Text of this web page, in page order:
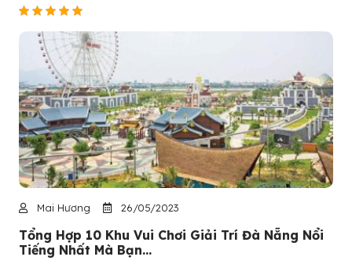
Mai Hương 26/05/2023
Tổng Hợp 10 Khu Vui Chơi Giải Trí Đà Nẵng Nổi
Tiếng Nhất Mà Bạn...